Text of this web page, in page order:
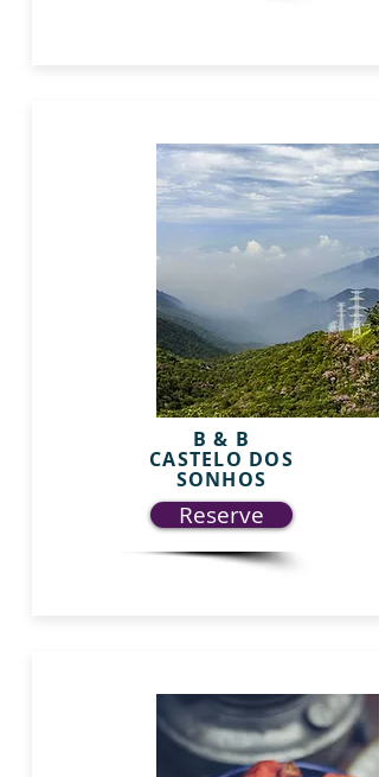
B & B
CASTELO DOS
SONHOS
Reserve